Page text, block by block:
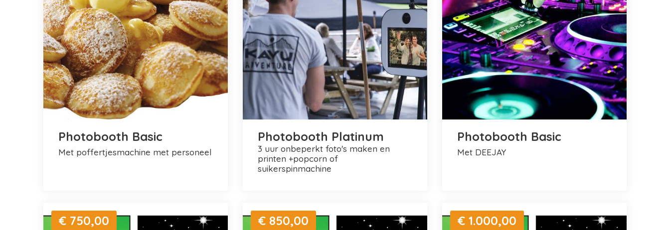
Photobooth Basic
met poffertjesmachine met personeel
Photobooth Platinum
3 uur onbeperkt foto's maken en
printen +popcorn of
suikerspinmachine
Photobooth Basic
met DEEJAY
€ 750,00 € 850,00 € 1.000,00